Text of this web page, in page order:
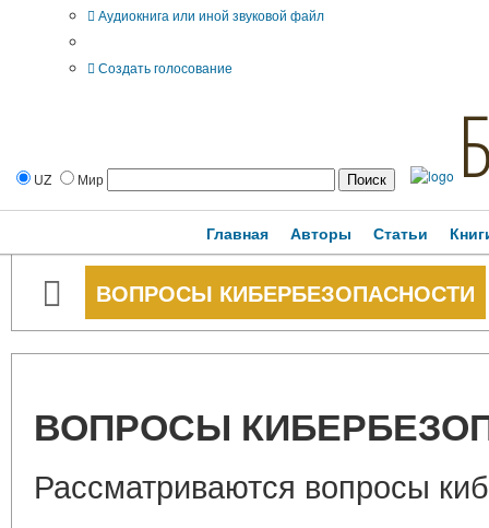
Аудиокнига или иной звуковой файл
Создать голосование
UZ Мир
Главная Авторы Статьи
ВОПРОСЫ КИБЕРБЕЗОПАСНОСТИ
ВОПРОСЫ
Рассматриваются вопросы